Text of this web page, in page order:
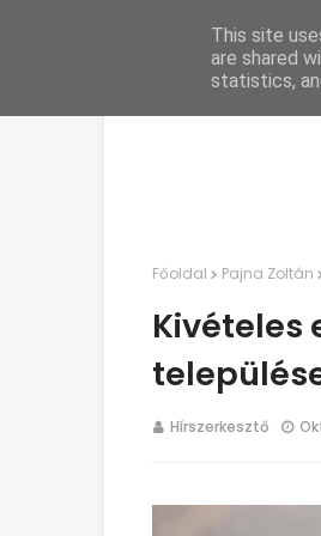
Főoldal Pajna Zoltán
Kivételes
Hírszerkesztő
This site
are shared
statistics,